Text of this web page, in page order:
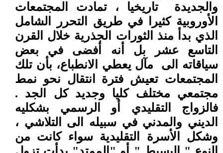
والجديدة
تاريخيا ، تمادت المجتمعات
الأوروبية كثيرا في طريق التحرر الشامل
الذي بدأ منذ الثورات الجذرية خلال القرن
التاسع عشر بل أنه أفضى في بعض
سياقاته الى
مآل يعطي الانطباع، بأن تلك
المجتمعات تعيش فترة انتقال نحو نمط
مجتمعي مختلف كليا وجديد كل الجد .
فالزواج التقليدي أو الرسمي بشكليه
الديني والمدني في سبيله الى التلاشي ،
وشكل الأسرة التقليدية سواء كانت من